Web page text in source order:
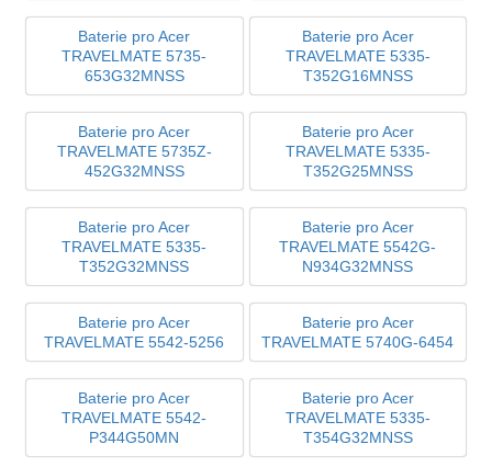
Baterie pro Acer
TRAVELMATE 5735-
653G32MNSS
Baterie pro Acer
TRAVELMATE 5335-
T352G16MNSS
Baterie pro Acer
TRAVELMATE 5735Z-
452G32MNSS
Baterie pro Acer
TRAVELMATE 5335-
T352G25MNSS
Baterie pro Acer
TRAVELMATE 5335-
T352G32MNSS
Baterie pro Acer
TRAVELMATE 5542G-
N934G32MNSS
Baterie pro Acer
TRAVELMATE 5542-5256
Baterie pro Acer
TRAVELMATE 5740G-6454
Baterie pro Acer
TRAVELMATE 5542-
P344G50MN
Baterie pro Acer
TRAVELMATE 5335-
T354G32MNSS